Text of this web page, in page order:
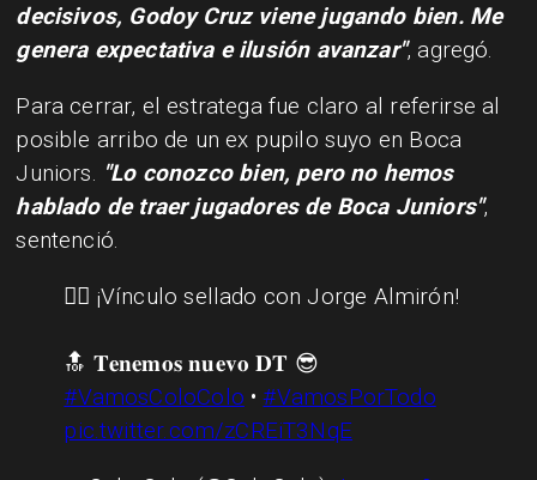
decisivos, Godoy Cruz viene jugando bien. Me
genera expectativa e ilusión avanzar", agregó.
Para cerrar, el estratega fue claro al referirse al
posible arribo de un ex pupilo suyo en Boca
Juniors. "Lo conozco bien, pero no hemos
hablado de traer jugadores de Boca Juniors",
sentenció.
✍🏼 ¡Vínculo sellado con Jorge Almirón!
🔝 𝐓𝐞𝐧𝐞𝐦𝐨𝐬 𝐧𝐮𝐞𝐯𝐨 𝐃𝐓 😎
#VamosColoColo •#VamosPorTodo
pic.twitter.com/zCREiT3NqE